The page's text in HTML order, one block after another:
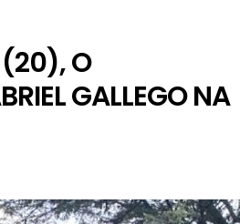
(20), O
GALLEGO NA